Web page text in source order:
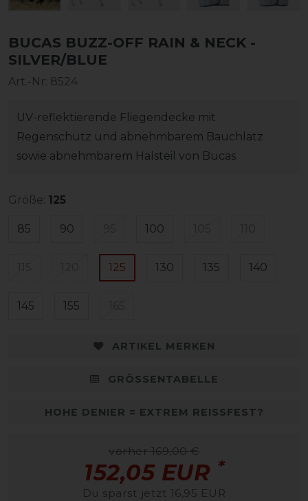
BUCAS BUZZ-OFF RAIN & NECK -
SILVER/BLUE
Art.-Nr: 8524
UV-reflektierende Fliegendecke mit
Regenschutz und abnehmbarem Bauchlatz
sowie abnehmbarem Halsteil von Bucas
Größe: 125
85 90 100
125 130 135 140
145 155
ARTIKEL MERKEN
GRÖSSENTABELLE
HOHE DENIER = EXTREM REISSFEST?
vorher 169,00 €
152,05 EUR *
Du sparst jetzt 16,95 EUR